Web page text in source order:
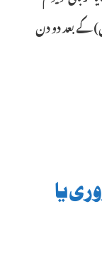
کے بعد دو دن
یا